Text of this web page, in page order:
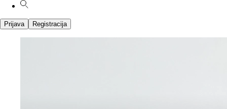
Prijava Registracija